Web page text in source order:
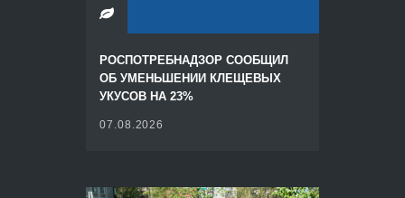
РОСПОТРЕБНАДЗОР СООБЩИЛ
ОБ УМЕНЬШЕНИИ КЛЕЩЕВЫХ
УКУСОВ НА 23%
07.08.2026